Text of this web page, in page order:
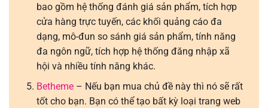
bao gồm hệ thống đánh giá sản phẩm, tích hợp
cửa hàng trực tuyến, các khối quảng cáo đa
dạng, mô-đun so sánh giá sản phẩm, tính năng
đa ngôn ngữ, tích hợp hệ thống đăng nhập xã
hội và nhiều tính năng khác.
Betheme– Nếu bạn mua chủ đề này thì nó sẽ rất
tốt cho bạn. Bạn có thể tạo bất kỳ loại trang web